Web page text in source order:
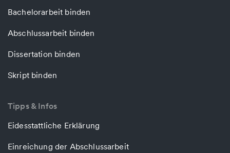
Bachelorarbeit binden
Abschlussarbeit binden
Dissertation binden
Skript binden
Tipps & Infos
Eidesstattliche Erklärung
Einreichung der Abschlussarbeit